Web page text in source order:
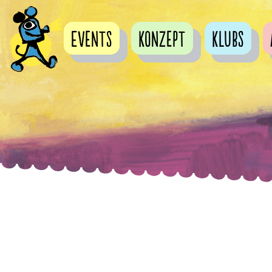
Events Konzept Klubs